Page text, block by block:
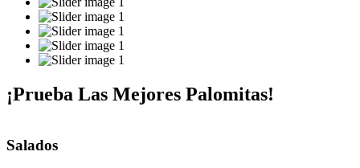
¡Prueba Las Mejores Palomitas!
Salados